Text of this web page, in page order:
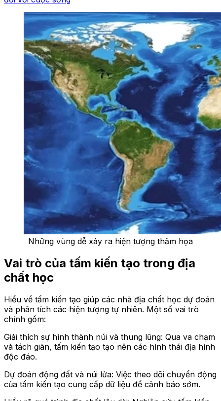
Những vùng dễ xảy ra hiện tượng thảm họa
Vai trò của tấm kiến tạo trong địa
chất học
Hiểu về tấm kiến tạo giúp các nhà địa chất học dự đoán
và phân tích các hiện tượng tự nhiên. Một số vai trò
chính gồm:
Giải thích sự hình thành núi và thung lũng: Qua va chạm
và tách giãn, tấm kiến tạo tạo nên các hình thái địa hình
độc đáo.
Dự đoán động đất và núi lửa: Việc theo dõi chuyển động
của tấm kiến tạo cung cấp dữ liệu để cảnh báo sớm.